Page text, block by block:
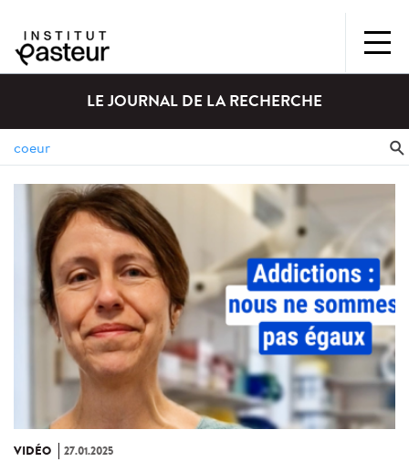
LE JOURNAL DE LA RECHERCHE
VIDÉO 27.01.2025